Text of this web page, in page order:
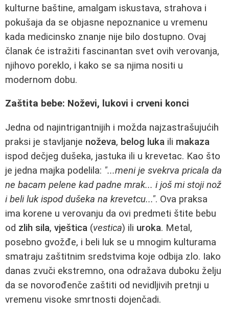
kulturne baštine, amalgam iskustava, strahova i
pokušaja da se objasne nepoznanice u vremenu
kada medicinsko znanje nije bilo dostupno. Ovaj
članak će istražiti fascinantan svet ovih verovanja,
njihovo poreklo, i kako se sa njima nositi u
modernom dobu.
Zaštita bebe: Noževi, lukovi i crveni konci
Jedna od najintrigantnijih i možda najzastrašujućih
praksi je stavljanje noževa, belog luka ili makaza
ispod dečjeg dušeka, jastuka ili u krevetac. Kao što
je jedna majka podelila: "...meni je svekrva pricala da
ne bacam pelene kad padne mrak... i još mi stoji nož
i beli luk ispod dušeka na krevetcu...". Ova praksa
ima korene u verovanju da ovi predmeti štite bebu
od zlih sila, vještica (vestica) ili uroka. Metal,
posebno gvožđe, i beli luk se u mnogim kulturama
smatraju zaštitnim sredstvima koje odbija zlo. Iako
danas zvuči ekstremno, ona odražava duboku želju
da se novorođenče zaštiti od nevidljivih pretnji u
vremenu visoke smrtnosti dojenčadi.